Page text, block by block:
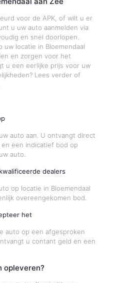
voor de APK, of wilt u er
u uw auto aanmelden via
en snel doorlopen.
uw locatie in Bloemendaal
en zorgen voor het
u een eerlijke prijs voor uw
Lees verder of
auto aan. U ontvangt direct
een indicatief bod op
auto.
dealers
op locatie in Bloemendaal
overeengekomen bod.
het
auto op een afgesproken
u contant geld en een
opleveren?